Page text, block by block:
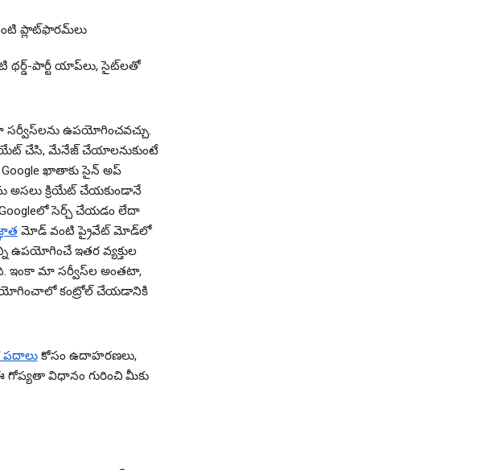
ప్లాట్‌ఫారమ్‌లు
థర్డ్-పార్టీ యాప్‌లు, సైట్‌లతో
ఉపయోగించవచ్చు.
చేసి, మేనేజ్ చేయాలనుకుంటే
ఖాతాకు సైన్ అప్
అసలు క్రియేట్ చేయకుండానే
సెర్చ్ చేయడం లేదా
మోడ్ వంటి ప్రైవేట్ మోడ్‌లో
ఉపయోగించే ఇతర వ్యక్తుల
ఇంకా మా సర్వీస్‌ల అంతటా,
కంట్రోల్ చేయడానికి
పదాలుకోసం ఉదాహరణలు,
విధానం గురించి మీకు